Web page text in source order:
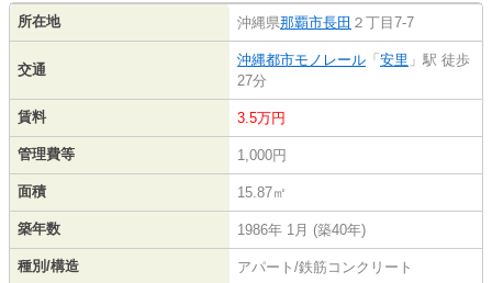
所在地 沖縄県那覇市長田 ２丁目7-7
交通
沖縄都市モノレール 「 安里 」駅 徒歩
27分
賃料 3.5万円
管理費等 1,000円
面積 15.87㎡
築年数 1986年 1月 (築40年)
種別/構造 アパート/鉄筋コンクリート